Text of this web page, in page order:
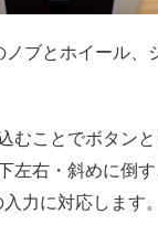
ブとホイール、
むことでボタン
左右・斜めに倒
力に対応します。